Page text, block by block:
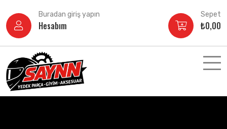
atla
Buradan giriş yapın
Hesabım
Sepet
₺0,00